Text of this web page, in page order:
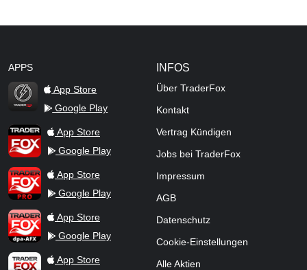
APPS
TraderFox Flash
App Store
Google Play
TraderFox AppApp Store
Google Play
TraderFox ProApp Store
Google Play
TraderFox dpa-AFX ProFeed
App Store
Google Play
TraderFox Live Trading
App Store
INFOS
Über TraderFox
Kontakt
Vertrag Kündigen
Jobs bei TraderFox
Impressum
AGB
Datenschutz
Cookie-Einstellungen
Alle Aktien